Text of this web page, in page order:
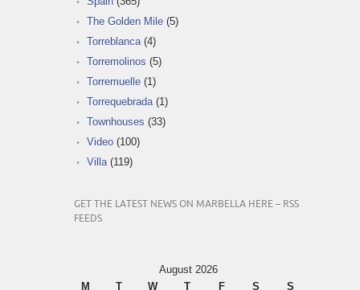
The Golden Mile (5)
Torreblanca (4)
Torremolinos (5)
Torremuelle (1)
Torrequebrada (1)
Townhouses (33)
Video (100)
Villa (119)
GET THE LATEST NEWS ON MARBELLA HERE – RSS
FEEDS
August 2026
M
T W T F S
S